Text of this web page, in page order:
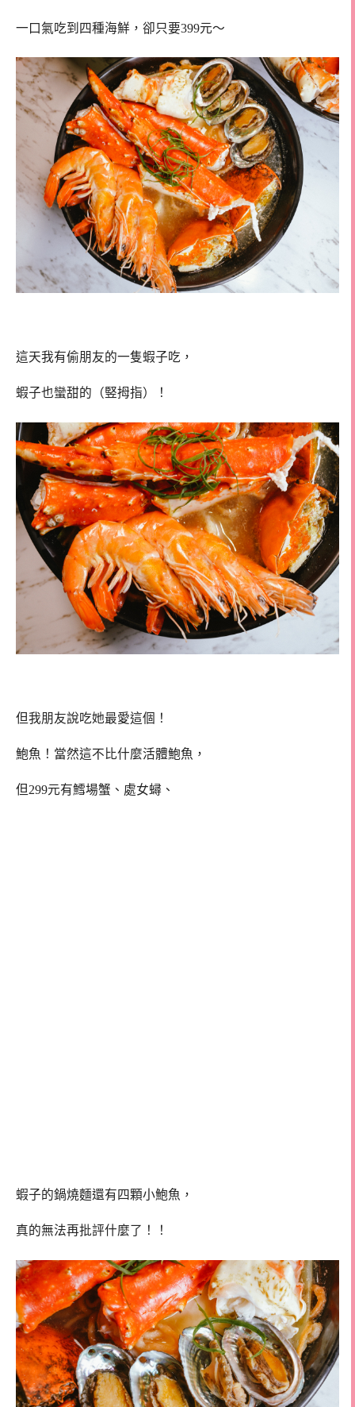
一口氣吃到四種海鮮，卻只要399元～
這天我有偷朋友的一隻蝦子吃，
蝦子也蠻甜的（竪拇指）！
但我朋友說吃她最愛這個！
鮑魚！當然這不比什麼活體鮑魚，
但299元有鱈場蟹、處女蟳、
蝦子的鍋燒麵還有四顆小鮑魚，
真的無法再批評什麼了！！